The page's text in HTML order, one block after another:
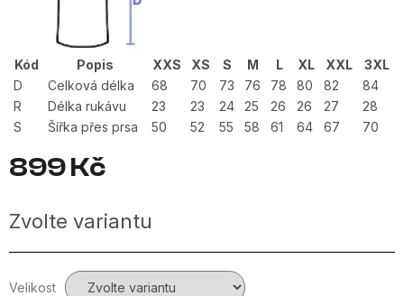
899 Kč
cena:
Zvolte variantu
Velikost
Kód Popis XXS XS S M L XL XXL
3XL
D
Celková délka 68 70 73 76 78 80 82
84
R
Délka rukávu 23 23 24 25 26 26 27
28
S
Šířka přes prsa 50 52 55 58 61 64 67 70